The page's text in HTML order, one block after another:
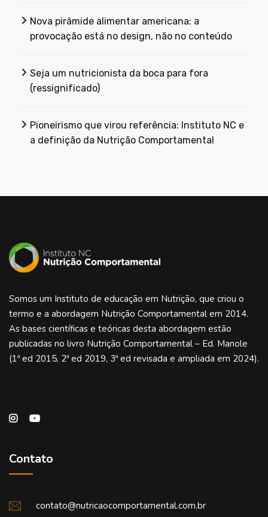
Nova pirâmide alimentar americana: a
provocação está no design, não no conteúdo
Seja um nutricionista da boca para fora
(ressignificado)
Pioneirismo que virou referência: Instituto NC e
a definição da Nutrição Comportamental
Somos um Instituto de educação em Nutrição, que criou o
termo e a abordagem Nutrição Comportamental em 2014.
As bases científicas e teóricas desta abordagem estão
publicadas no livro Nutrição Comportamental – Ed. Manole
(1ª ed 2015, 2ª ed 2019, 3ª ed revisada e ampliada em 2024).
Contato
contato@nutricaocomportamental.com.br